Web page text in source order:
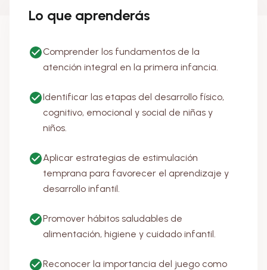
Lo que aprenderás
Comprender los fundamentos de la
atención integral en la primera infancia.
Identificar las etapas del desarrollo físico,
cognitivo, emocional y social de niñas y
niños.
Aplicar estrategias de estimulación
temprana para favorecer el aprendizaje y
desarrollo infantil.
Promover hábitos saludables de
alimentación, higiene y cuidado infantil.
Reconocer la importancia del juego como